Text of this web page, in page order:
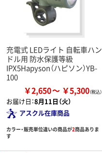
充電式 LEDライト 自転車ハン
ドル用 防水保護等級
IPX5Hapyson（ハピソン）YB-
100
￥2,650 ￥5,300
お届け日：8月11日（火）
アスクル在庫商品
カラー・販売単位違いの商品が2商品ありま
す